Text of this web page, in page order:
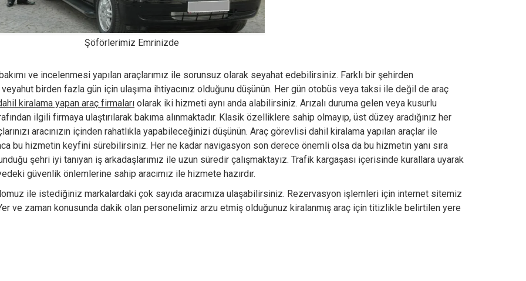
Şöförlerimiz Emrinizde
ve incelenmesi yapılan araçlarımız ile sorunsuz olarak seyahat edebilirsiniz. Farklı bir şehirden
birden fazla gün için ulaşıma ihtiyacınız olduğunu düşünün. Her gün otobüs veya taksi ile değil de araç
kiralama yapan araç firmaları olarak iki hizmeti aynı anda alabilirsiniz. Arızalı duruma gelen veya kusurlu
ilgili firmaya ulaştırılarak bakıma alınmaktadır. Klasik özelliklere sahip olmayıp, üst düzey aradığınız her
aracınızın içinden rahatlıkla yapabileceğinizi düşünün. Araç görevlisi dahil kiralama yapılan araçlar ile
bu hizmetin keyfini sürebilirsiniz. Her ne kadar navigasyon son derece önemli olsa da bu hizmetin yanı sıra
şehri iyi tanıyan iş arkadaşlarımız ile uzun süredir çalışmaktayız. Trafik kargaşası içerisinde kurallara uyarak
güvenlik önlemlerine sahip aracımız ile hizmete hazırdır.
ile istediğiniz markalardaki çok sayıda aracımıza ulaşabilirsiniz. Rezervasyon işlemleri için internet sitemiz
ve zaman konusunda dakik olan personelimiz arzu etmiş olduğunuz kiralanmış araç için titizlikle belirtilen yere